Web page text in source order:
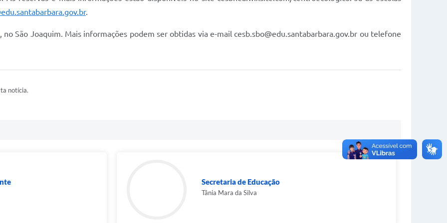
.
no São Joaquim. Mais informações podem ser obtidas via e-mailcesb.sbo@edu.santabarbara.gov.br ou telefone
notícia.
Secretaria de Educação
Tânia Mara da Silva